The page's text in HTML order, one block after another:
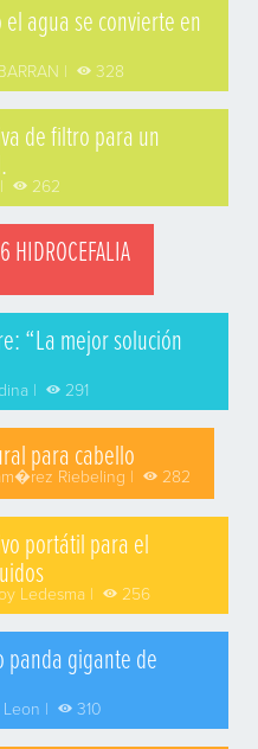
el agua se convierte en
| 328
de filtro para un
262
HIDROCEFALIA
“La mejor solución
| 291
para cabello
Riebeling | 282
portátil para el
Ledesma | 256
panda gigante de
| 310